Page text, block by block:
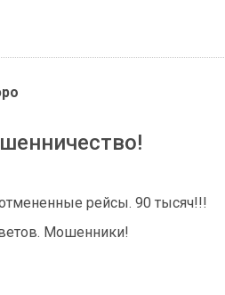
рейсы. 90 тысяч!!!
Мошенники!